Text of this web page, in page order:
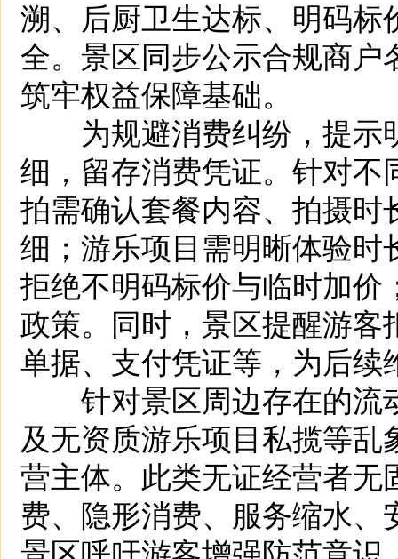
溯、后厨卫生达标、明码
全。景区同步公示合规商
筑牢权益保障基础。
为规避消费纠纷，提示
细，留存消费凭证。针对
拍需确认套餐内容、拍摄
细；游乐项目需明晰体验
拒绝不明码标价与临时加
政策。同时，景区提醒游
单据、支付凭证等，为后续
针对景区周边存在的流
及无资质游乐项目私揽等
营主体。此类无证经营者
费、隐形消费、服务缩水